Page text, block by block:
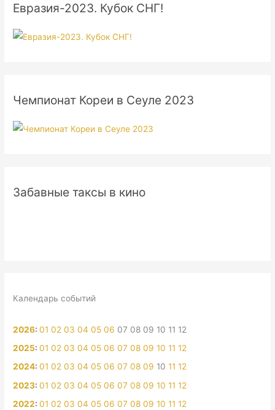
Евразия-2023. Кубок СНГ!
Чемпионат Кореи в Сеуле 2023
Забавные таксы в кино
Календарь событий
2026:01 02 03 04 05 06 07 08 09 10 11 12
2025:01 02 03 04 05 06 07 08 09 10 11 12
2024:01 02 03 04 05 06 07 08 09 10 11 12
2023:01 02 03 04 05 06 07 08 09 10 11 12
2022:01 02 03 04 05 06 07 08 09 10 11 12